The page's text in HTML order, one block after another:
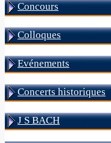
Concours
Colloques
Evénements
Concerts historiques
J S BACH